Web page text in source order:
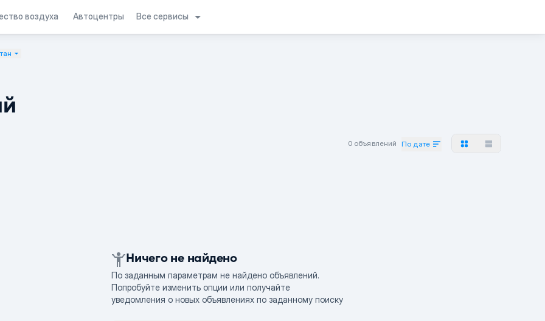
воздуха Автоцентры Все сервисы
0 объявлений По дате
Ничего не найдено
По заданным параметрам не найдено объявлений.
Попробуйте изменить опции или получайте
уведомления о новых объявлениях по заданному поиску